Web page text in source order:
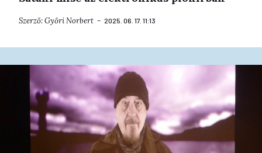
Szerző:Győri Norbert 2025. 06. 17. 11:13